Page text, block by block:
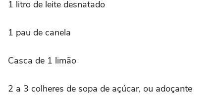
1 litro de leite desnatado
1 pau de canela
Casca de 1 limão
2 a 3 colheres de sopa de açúcar, ou adoçante